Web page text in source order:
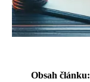
Obsah článku: